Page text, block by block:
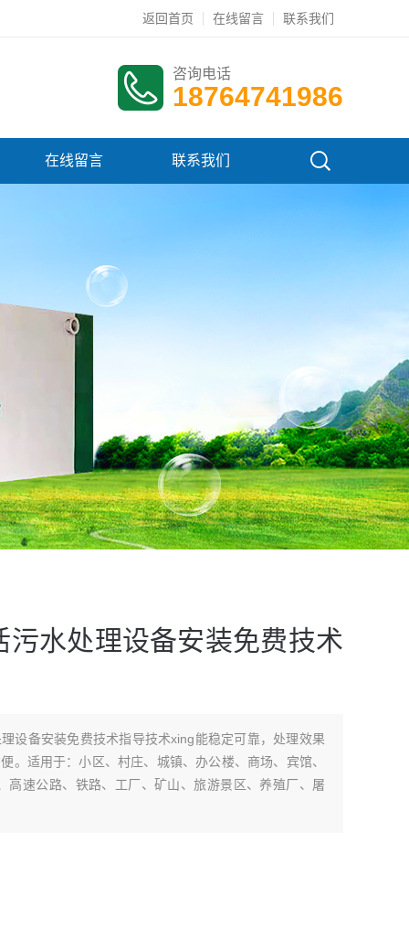
返回首页 在线留言 联系我们
咨询电话
18764741986
在线留言 联系我们
污水处理设备安装免费技术
设备安装免费技术指导技术xing能稳定可靠，处理效果
。适用于：小区、村庄、城镇、办公楼、商场、宾馆、
高速公路、铁路、工厂、矿山、旅游景区、养殖厂、屠